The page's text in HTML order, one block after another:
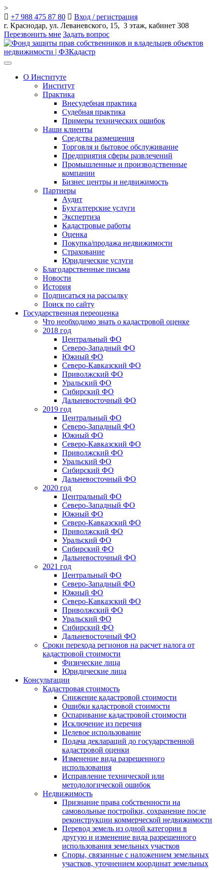
>
+7 988 475 87 80
Вход / регистрация
г. Краснодар, ул. Леваневского, 15, 3 этаж, кабинет 308
Перезвонить мне Задать вопрос
Toggle
navigationО Институте
Институт
Практика
Внесудебная практика
Судебная практика
Примеры технических ошибок
Наши клиенты
Средства размещения
Торговля и бытовое обслуживание
Предприятия сферы развлечений
Промышленные и производственные
компании
Бизнес центры и недвижимость
Партнеры
Аудит
Бухгалтерские услуги
Экспертиза
Кадастровые работы
Оценка
Покупка/продажа недвижимости
Страхование
Юридические услуги
Благодарственные письма
Новости
История
Подписаться на рассылку
Поиск по сайту
Государственная переоценка
Что необходимо знать о кадастровой оценке
2018 год
Центральный ФО
Северо-Западный ФО
Южный ФО
Северо-Кавказский ФО
Приволжский ФО
Уральский ФО
Сибирский ФО
Дальневосточный ФО
2019 год
Центральный ФО
Северо-Западный ФО
Южный ФО
Северо-Кавказский ФО
Приволжский ФО
Уральский ФО
Сибирский ФО
Дальневосточный ФО
2020 год
Центральный ФО
Северо-Западный ФО
Южный ФО
Северо-Кавказский ФО
Приволжский ФО
Уральский ФО
Сибирский ФО
Дальневосточный ФО
2021 год
Центральный ФО
Северо-Западный ФО
Южный ФО
Северо-Кавказский ФО
Приволжский ФО
Уральский ФО
Сибирский ФО
Дальневосточный ФО
Сроки перехода регионов на расчет налога от
кадастровой стоимости
Физические лица
Юридические лица
Консультации
Кадастровая стоимость
Снижение кадастровой стоимости
Ошибки кадастровой стоимости
Оспаривание кадастровой стоимости
Исключение из перечня
Целевое использование
Подача деклараций до государственной
кадастровой оценки
Изменение вида разрешенного
использования
Исправление технической или
методологической ошибок
Недвижимость
Признание права собственности на
самовольные постройки, сохранение после
реконструкции коммерческой недвижимости
Перевод земель из одной категории в
другую и изменение вида разрешенного
использования земельных участков
Споры, связанные с наложением земельных
участков, уточнением координат земельных